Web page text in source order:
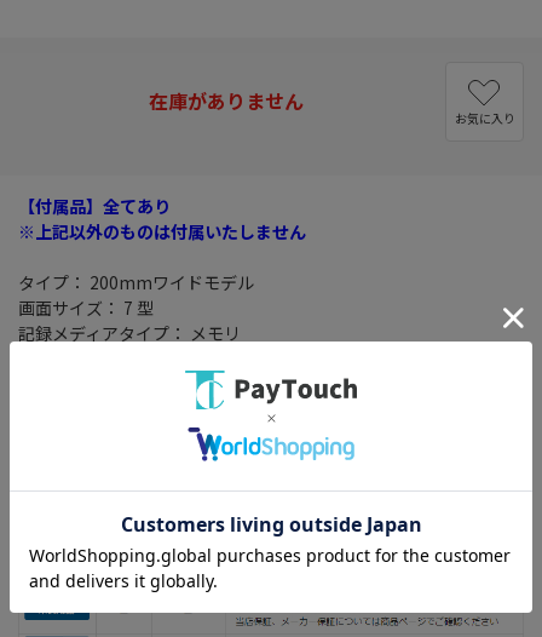
在庫がありません
お気に入り
【付属品】全てあり
※上記以外のものは付属いたしません
タイプ： 200mmワイドモデル
画面サイズ： 7 型
記録メディアタイプ： メモリ
搭載プレーヤー： DVD/CD
その他機能： Bluetooth 4.2/ ハイレゾ/ ハンズフリー機能/ ワイド
FM ETC2.0/ VICS WIDE/ VICS/ スマートIC考慮検索